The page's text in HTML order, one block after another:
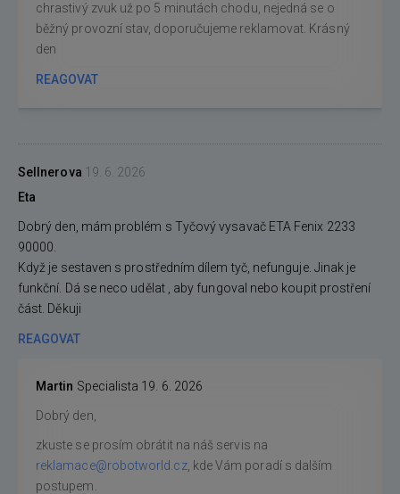
chrastivý zvuk už po 5 minutách chodu, nejedná se o
běžný provozní stav, doporučujeme reklamovat. Krásný
den
REAGOVAT
Sellnerova 19. 6. 2026
Eta
Dobrý den, mám problém s Tyčový vysavač ETA Fenix 2233
90000.
Když je sestaven s prostředním dílem tyč, nefunguje. Jinak je
funkční. Dá se neco udělat , aby fungoval nebo koupit prostření
část. Děkuji
REAGOVAT
Martin Specialista 19. 6. 2026
Dobrý den,
zkuste se prosím obrátit na náš servis na
reklamace@robotworld.cz, kde Vám poradí s dalším
postupem.